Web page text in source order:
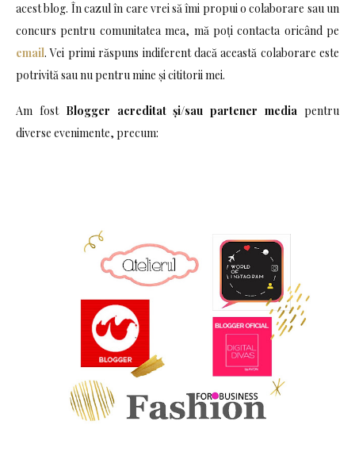
acest blog. În cazul în care vrei să îmi propui o colaborare sau un
concurs pentru comunitatea mea, mă poți contacta oricând pe
email. Vei primi răspuns indiferent dacă această colaborare este
potrivită sau nu pentru mine și cititorii mei.
Am fost Blogger acreditat și/sau partener mediapentru
diverse evenimente, precum: